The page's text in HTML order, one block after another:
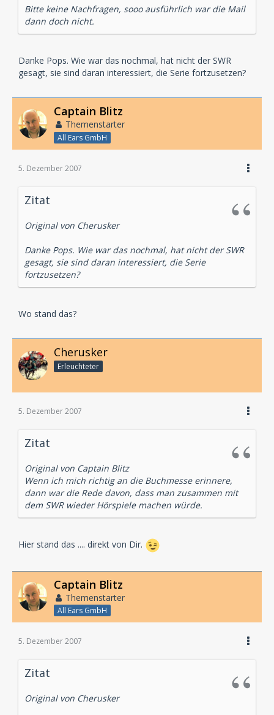
Bitte keine Nachfragen, sooo ausführlich war die Mail
dann doch nicht.
Danke Pops. Wie war das nochmal, hat nicht der SWR
gesagt, sie sind daran interessiert, die Serie fortzusetzen?
Captain Blitz
Themenstarter
All Ears GmbH
5. Dezember 2007
Zitat
Original von Cherusker
Danke Pops. Wie war das nochmal, hat nicht der SWR
gesagt, sie sind daran interessiert, die Serie
fortzusetzen?
Wo stand das?
Cherusker
Erleuchteter
5. Dezember 2007
Zitat
Original von Captain Blitz
Wenn ich mich richtig an die Buchmesse erinnere,
dann war die Rede davon, dass man zusammen mit
dem SWR wieder Hörspiele machen würde.
Hier stand das .... direkt von Dir.
Captain Blitz
Themenstarter
All Ears GmbH
5. Dezember 2007
Zitat
Original von Cherusker